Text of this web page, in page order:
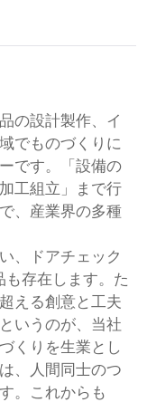
の設計製作、イ
でものづくりに
です。「設備の
工組立」まで行
、産業界の多種
、ドアチェック
も存在します。た
える創意と工夫
いうのが、当社
くりを生業とし
、人間同士のつ
。これからも